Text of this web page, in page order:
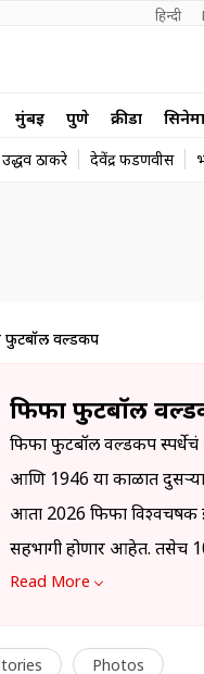
हिन्दी
मुंबई पुणे क्रीडा सिनेमा
उद्धव ठाकरे देवेंद्र फडणवीस
फुटबॉल वर्ल्डकप
फिफा फुटबॉल
फिफा फुटबॉल वर्ल्डकप स्पर्धेचं
आणि 1946 या काळात
आता 2026 फिफा विश्वचषक
सहभागी होणार आहेत. तसेच
Read More
Photos